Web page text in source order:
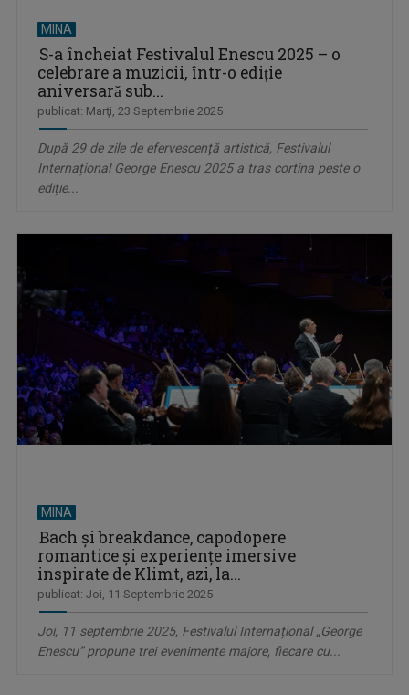
MINA
S-a încheiat Festivalul Enescu 2025 – o
celebrare a muzicii, într-o ediție
aniversară sub...
publicat: Marţi, 23 Septembrie 2025
După 29 de zile de efervescență artistică, Festivalul
Internațional George Enescu 2025 a tras cortina peste o
ediție...
MINA
Bach și breakdance, capodopere
romantice și experiențe imersive
inspirate de Klimt, azi, la...
publicat: Joi, 11 Septembrie 2025
Joi, 11 septembrie 2025, Festivalul Internațional „George
Enescu” propune trei evenimente majore, fiecare cu...